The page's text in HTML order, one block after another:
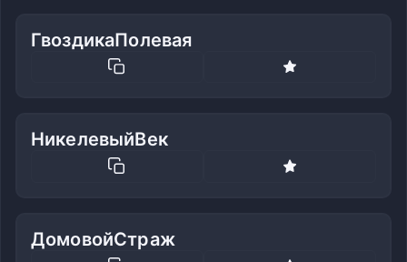
ГвоздикаПолевая
НикелевыйВек
ДомовойСтраж